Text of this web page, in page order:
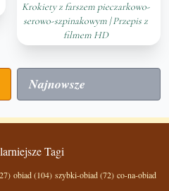
Krokiety z farszem pieczarkowo-
serowo-szpinakowym | Przepis z
filmem HD
Najnowsze
Tagi
obiad (104) szybki-obiad (72) co-na-obiad